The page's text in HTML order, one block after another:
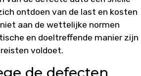
ontdoen van de last en kosten
aan de wettelijke normen
en doeltreffende manier zijn
voldoet.
de defecten